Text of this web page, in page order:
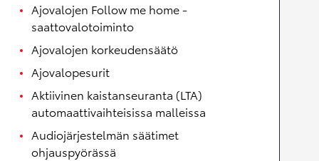
Ajovalojen Follow me home -
saattovalotoiminto
Ajovalojen korkeudensäätö
Ajovalopesurit
Aktiivinen kaistanseuranta (LTA)
automaattivaihteisissa malleissa
Audiojärjestelmän säätimet
ohjauspyörässä